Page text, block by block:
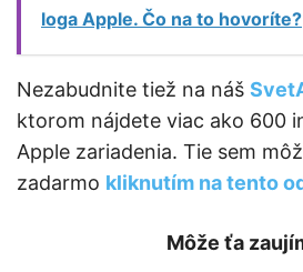
loga Apple. Čo na to hovoríte?
Nezabudnite tiež na náš
ktorom nájdete viac ako 600
Apple zariadenia. Tie sem
zadarmo kliknutím na tento
Môže ťa